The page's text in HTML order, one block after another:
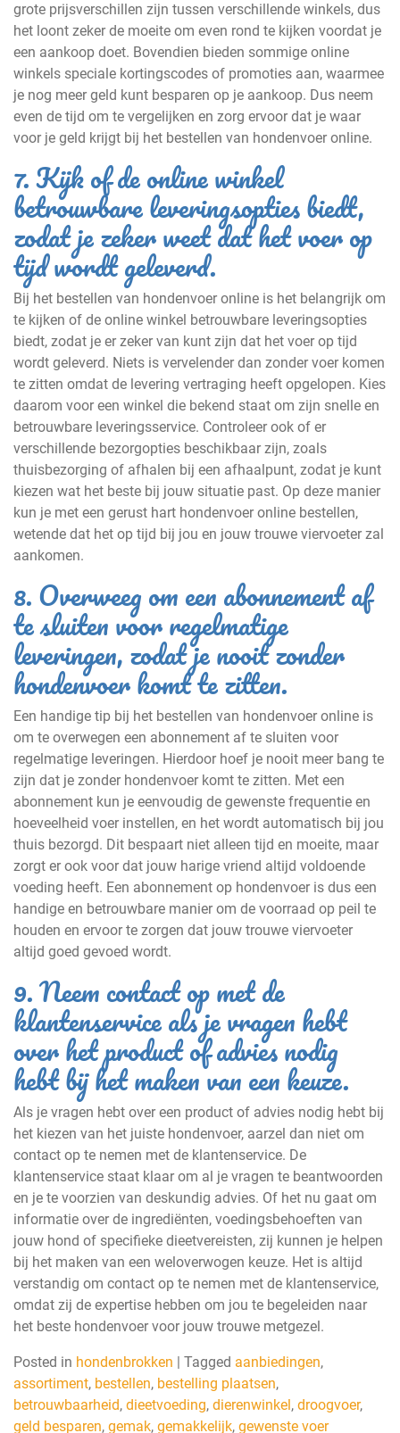
grote prijsverschillen zijn tussen verschillende winkels, dus
het loont zeker de moeite om even rond te kijken voordat je
een aankoop doet. Bovendien bieden sommige online
winkels speciale kortingscodes of promoties aan, waarmee
je nog meer geld kunt besparen op je aankoop. Dus neem
even de tijd om te vergelijken en zorg ervoor dat je waar
voor je geld krijgt bij het bestellen van hondenvoer online.
7. Kijk of de online winkel
betrouwbare leveringsopties biedt,
zodat je zeker weet dat het voer op
tijd wordt geleverd.
Bij het bestellen van hondenvoer online is het belangrijk om
te kijken of de online winkel betrouwbare leveringsopties
biedt, zodat je er zeker van kunt zijn dat het voer op tijd
wordt geleverd. Niets is vervelender dan zonder voer komen
te zitten omdat de levering vertraging heeft opgelopen. Kies
daarom voor een winkel die bekend staat om zijn snelle en
betrouwbare leveringsservice. Controleer ook of er
verschillende bezorgopties beschikbaar zijn, zoals
thuisbezorging of afhalen bij een afhaalpunt, zodat je kunt
kiezen wat het beste bij jouw situatie past. Op deze manier
kun je met een gerust hart hondenvoer online bestellen,
wetende dat het op tijd bij jou en jouw trouwe viervoeter zal
aankomen.
8. Overweeg om een abonnement af
te sluiten voor regelmatige
leveringen, zodat je nooit zonder
hondenvoer komt te zitten.
Een handige tip bij het bestellen van hondenvoer online is
om te overwegen een abonnement af te sluiten voor
regelmatige leveringen. Hierdoor hoef je nooit meer bang te
zijn dat je zonder hondenvoer komt te zitten. Met een
abonnement kun je eenvoudig de gewenste frequentie en
hoeveelheid voer instellen, en het wordt automatisch bij jou
thuis bezorgd. Dit bespaart niet alleen tijd en moeite, maar
zorgt er ook voor dat jouw harige vriend altijd voldoende
voeding heeft. Een abonnement op hondenvoer is dus een
handige en betrouwbare manier om de voorraad op peil te
houden en ervoor te zorgen dat jouw trouwe viervoeter
altijd goed gevoed wordt.
9. Neem contact op met de
klantenservice als je vragen hebt
over het product of advies nodig
hebt bij het maken van een keuze.
Als je vragen hebt over een product of advies nodig hebt bij
het kiezen van het juiste hondenvoer, aarzel dan niet om
contact op te nemen met de klantenservice. De
klantenservice staat klaar om al je vragen te beantwoorden
en je te voorzien van deskundig advies. Of het nu gaat om
informatie over de ingrediënten, voedingsbehoeften van
jouw hond of specifieke dieetvereisten, zij kunnen je helpen
bij het maken van een weloverwogen keuze. Het is altijd
verstandig om contact op te nemen met de klantenservice,
omdat zij de expertise hebben om jou te begeleiden naar
het beste hondenvoer voor jouw trouwe metgezel.
Posted in hondenbrokken | Tagged aanbiedingen,
assortiment, bestellen, bestelling plaatsen,
betrouwbaarheid, dieetvoeding, dierenwinkel, droogvoer,
geld besparen, gemak, gemakkelijk, gewenste voer